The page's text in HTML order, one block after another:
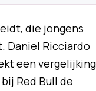
die jongens
Daniel Ricciardo
een vergelijking
Red Bull de